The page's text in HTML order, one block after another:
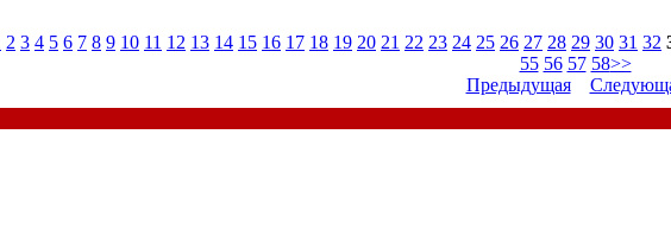
2 3 4 5 6 7 8 9 10 11 12 13 14 15 16 17 18 19 20 21 22 23 24 25 26 27 28 29 30 31 32
55 56 57 58>>
Предыдущая